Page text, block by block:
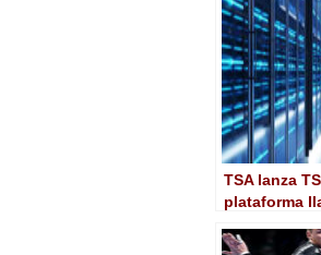
TSA lanza
plataforma
contenidos